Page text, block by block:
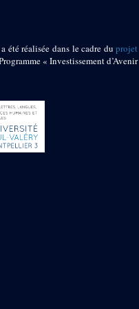
été réalisée dans le cadre duprojet
« Investissement d’Avenir